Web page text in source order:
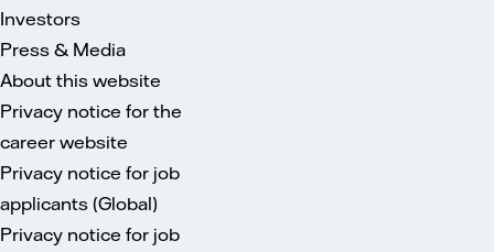
Investors
Press & Media
About this website
Privacy notice for the
career website
Privacy notice for job
applicants (Global)
Privacy notice for job